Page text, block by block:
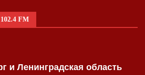
FM
и Ленинградская область